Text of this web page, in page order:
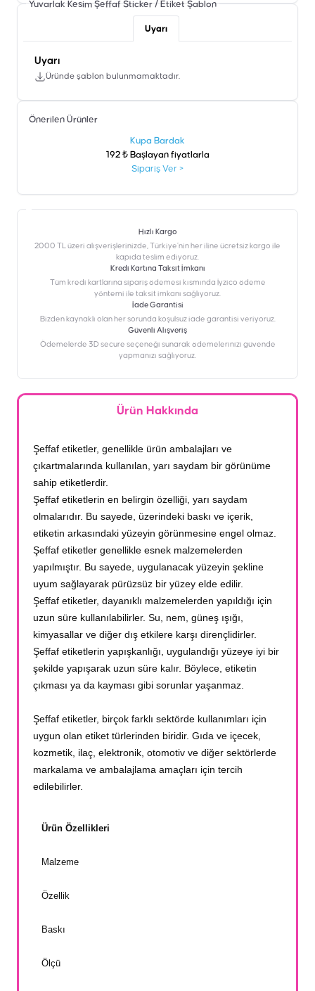
Yuvarlak Kesim Şeffaf Sticker / Etiket Şablon
Uyarı
Uyarı
Üründe şablon bulunmamaktadır.
Önerilen Ürünler
Kupa Bardak
192 ₺ Başlayan fiyatlarla
Sipariş Ver >
Hızlı Kargo
2000 TL üzeri alışverişlerinizde, Türkiye’nin her iline ücretsiz kargo ile
kapıda teslim ediyoruz.
Kredi Kartına Taksit İmkanı
‎Tüm kredi kartlarına sipariş ödemesi kısmında İyzico ödeme
yöntemi ile taksit imkanı sağlıyoruz.
İade Garantisi
Bizden kaynaklı olan her sorunda koşulsuz iade garantisi veriyoruz.
Güvenli Alışveriş
Ödemelerde 3D secure seçeneği sunarak ödemelerinizi güvende
yapmanızı sağlıyoruz.
Ürün Hakkında
Şeffaf etiketler, genellikle ürün ambalajları ve
çıkartmalarında kullanılan, yarı saydam bir görünüme
sahip etiketlerdir.
Şeffaf etiketlerin en belirgin özelliği, yarı saydam
olmalarıdır. Bu sayede, üzerindeki baskı ve içerik,
etiketin arkasındaki yüzeyin görünmesine engel olmaz.
Şeffaf etiketler genellikle esnek malzemelerden
yapılmıştır. Bu sayede, uygulanacak yüzeyin şekline
uyum sağlayarak pürüzsüz bir yüzey elde edilir.
Şeffaf etiketler, dayanıklı malzemelerden yapıldığı için
uzun süre kullanılabilirler. Su, nem, güneş ışığı,
kimyasallar ve diğer dış etkilere karşı dirençlidirler.
Şeffaf etiketlerin yapışkanlığı, uygulandığı yüzeye iyi bir
şekilde yapışarak uzun süre kalır. Böylece, etiketin
çıkması ya da kayması gibi sorunlar yaşanmaz.
Şeffaf etiketler, birçok farklı sektörde kullanımları için
uygun olan etiket türlerinden biridir. Gıda ve içecek,
kozmetik, ilaç, elektronik, otomotiv ve diğer sektörlerde
markalama ve ambalajlama amaçları için tercih
edilebilirler.
Ürün Özellikleri
Malzeme
Özellik
Baskı
Ölçü